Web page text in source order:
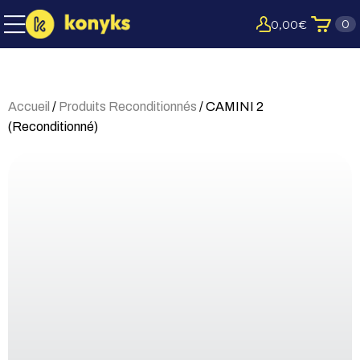
0,00€ 0
Accueil / Produits Reconditionnés / CAMINI 2
(Reconditionné)